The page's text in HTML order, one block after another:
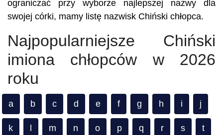
ograniczać przy wyborze najlepszej nazwy dla
swojej córki, mamy listę nazwisk Chiński chłopca.
Najpopularniejsze Chiński
imiona chłopców w 2026
roku
a b c d e f g h i j
k m n o p q r s t